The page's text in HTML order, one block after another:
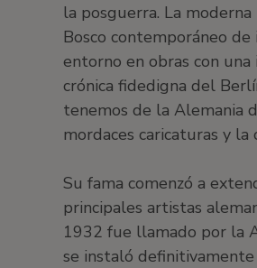
la posguerra. La
Bosco contemporáneo
entorno en obras con
crónica fidedigna del
tenemos de la Alemania
mordaces caricaturas y
Su fama comenzó a
principales artistas
1932 fue llamado por la
se instaló